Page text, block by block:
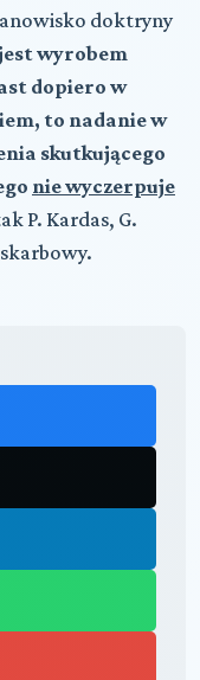
doktryny
wyrobem
dopiero w
to nadanie w
skutkującego
nie wyczerpuje
P. Kardas, G.